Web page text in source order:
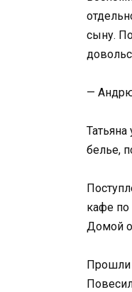
сыну.
—
белье,
кафе
Домой
Прошли